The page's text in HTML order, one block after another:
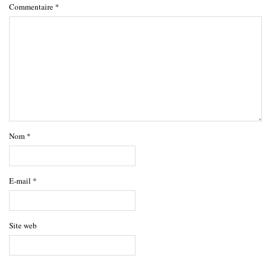
Commentaire *
Nom *
E-mail *
Site web